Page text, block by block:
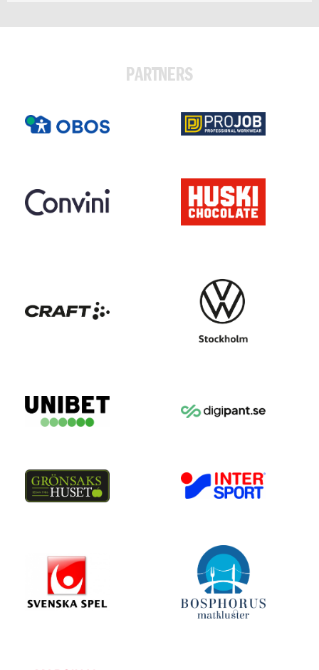
PARTNERS